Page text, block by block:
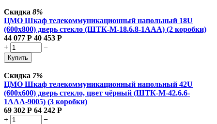
Скидка 8%
ЦМО Шкаф телекоммуникационный напольный 18U
(600x800) дверь стекло (ШТК-М-18.6.8-1AAA) (2 коробки)
44 077 Р 40 453 Р
+
−
Купить
Скидка 7%
ЦМО Шкаф телекоммуникационный напольный 42U
(600x600) дверь стекло, цвет чёрный (ШТК-М-42.6.6-
1ААА-9005) (3 коробки)
69 302 Р 64 242 Р
+
−